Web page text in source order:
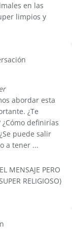
en las
limpios y
abordar esta
¿Te
definirías
puede salir
a tener ...
MENSAJE PERO
RELIGIOSO)